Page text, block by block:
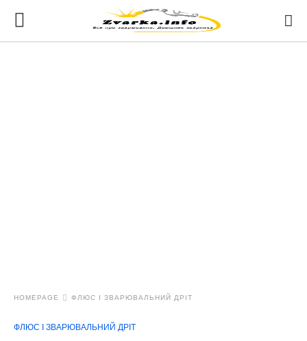
HOMEPAGE ФЛЮС І ЗВАРЮВАЛЬНИЙ ДРІТ
ФЛЮС І ЗВАРЮВАЛЬНИЙ ДРІТ